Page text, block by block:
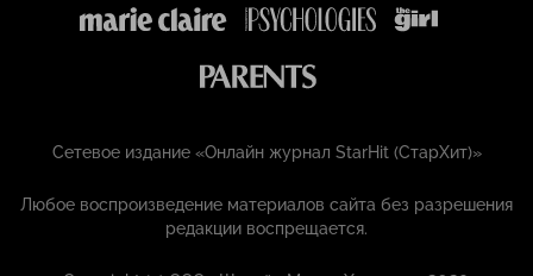
Сетевое издание «Онлайн журнал StarHit (СтарХит)»
Любое воспроизведение материалов сайта без разрешения
редакции воспрещается.